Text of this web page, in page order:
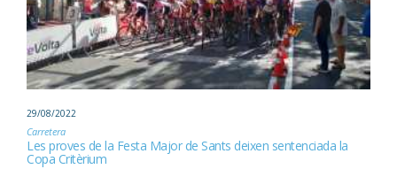
29/08/2022
Carretera
Les proves de la Festa Major de Sants deixen sentenciada la
Copa Critèrium